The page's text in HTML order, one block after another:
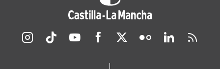
Redes sociales JCCM